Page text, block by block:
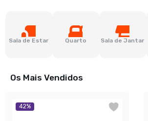
Sala de Estar Quarto Sala de Jantar
Os Mais Vendidos
42%